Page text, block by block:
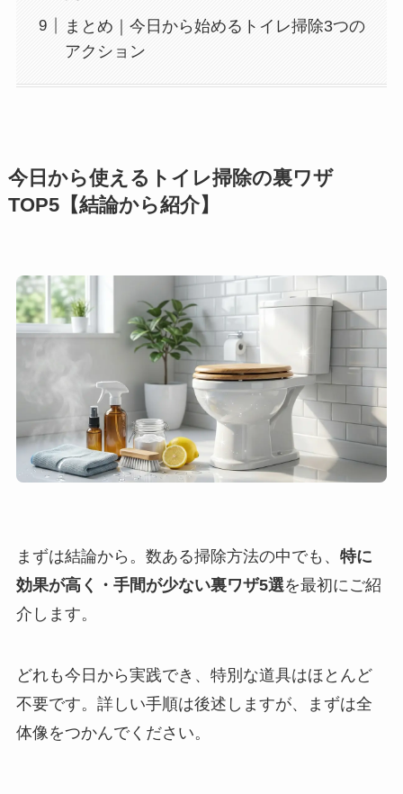
まとめ｜今日から始めるトイレ掃除3つの
アクション
今日から使えるトイレ掃除の裏ワザ
TOP5【結論から紹介】
まずは結論から。数ある掃除方法の中でも、 特に
効果が高く・手間が少ない裏ワザ5選を最初にご紹
介します。
どれも今日から実践でき、特別な道具はほとんど
不要です。詳しい手順は後述しますが、まずは全
体像をつかんでください。